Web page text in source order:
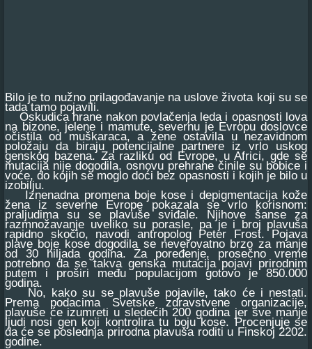
Bilo je to nužno prilagođavanje na uslove života koji su se
tada tamo pojavili.
Oskudica hrane nakon povlačenja leda i opasnosti lova
na bizone, jelene i mamute, severnu je Evropu doslovce
očistila od muškaraca, a žene ostavila u nezavidnom
položaju da biraju potencijalne partnere iz vrlo uskog
genskog bazena. Za razliku od Evrope, u Africi, gde se
mutacija nije dogodila, osnovu prehrane činile su bobice i
voće, do kojih se moglo doći bez opasnosti i kojih je bilo u
izobilju.
Iznenadna promena boje kose i depigmentacija kože
žena iz severne Evrope pokazala se vrlo korisnom:
praljudima su se plavuše sviđale. Njihove šanse za
razmnožavanje uveliko su porasle, pa je i broj plavuša
rapidno skočio, navodi antropolog Peter Frost. Pojava
plave boje kose dogodila se neverovatno brzo za manje
od 30 hiljada godina. Za poređenje, prosečno vreme
potrebno da se takva genska mutacija pojavi prirodnim
putem i proširi među populacijom gotovo je 850.000
godina.
No, kako su se plavuše pojavile, tako će i nestati.
Prema podacima Svetske zdravstvene organizacije,
plavuše će izumreti u sledećih 200 godina jer sve manje
ljudi nosi gen koji kontrolira tu boju kose. Procenjuje se
da će se poslednja prirodna plavuša roditi u Finskoj 2202.
godine.